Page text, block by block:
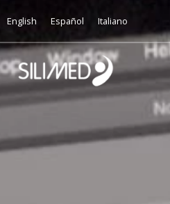
English Español Italiano